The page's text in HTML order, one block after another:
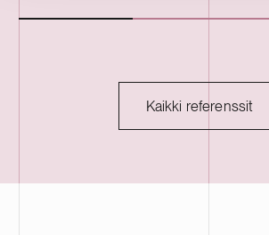
perustettu ICIW on ruotsalainen treeni-
ulkoiluvaatebrändi, joka tarjoaa
monikäyttöisiä tuotteita aktiiviseen
listattuna Nasdaq Tukholmassa
Kaikki referenssit